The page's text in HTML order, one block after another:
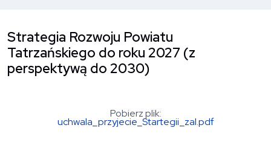
Strategia Rozwoju Powiatu
Tatrzańskiego do roku 2027 (z
perspektywą do 2030)
Pobierz plik:
uchwala_przyjecie_Startegii_zal.pdf